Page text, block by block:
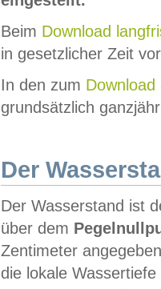
Beim Download
in gesetzlicher Zeit
In den zum Download
grundsätzlich
Der
Der Wasserstand ist
über dem
Zentimeter
die lokale